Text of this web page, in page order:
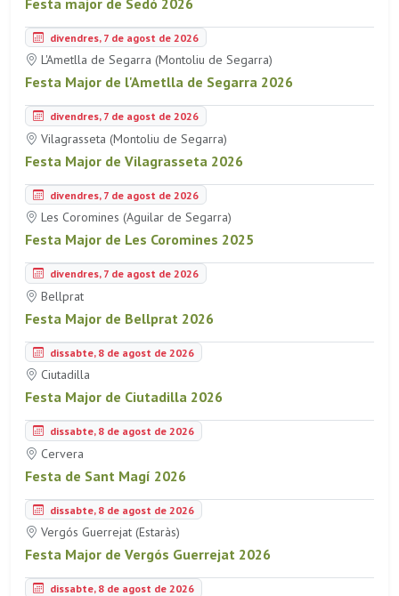
divendres, 7 de agost de 2026
L'Ametlla de Segarra (Montoliu de Segarra)
Festa Major de l'Ametlla de Segarra 2026
divendres, 7 de agost de 2026
Vilagrasseta (Montoliu de Segarra)
Festa Major de Vilagrasseta 2026
divendres, 7 de agost de 2026
Les Coromines (Aguilar de Segarra)
Festa Major de Les Coromines 2025
divendres, 7 de agost de 2026
Bellprat
Festa Major de Bellprat 2026
dissabte, 8 de agost de 2026
Ciutadilla
Festa Major de Ciutadilla 2026
dissabte, 8 de agost de 2026
Cervera
Festa de Sant Magí 2026
dissabte, 8 de agost de 2026
Vergós Guerrejat (Estaràs)
Festa Major de Vergós Guerrejat 2026
dissabte, 8 de agost de 2026